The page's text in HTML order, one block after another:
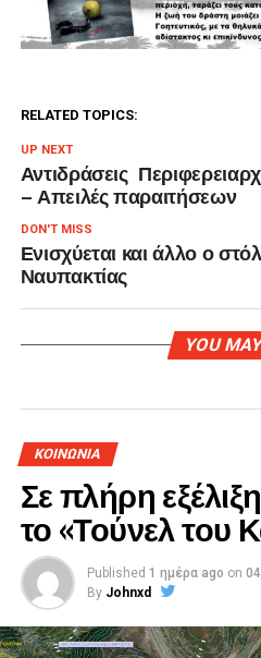
RELATED TOPICS:
UP NEXT
Αντιδράσεις
– Απειλές παραιτήσεων
DON'T MISS
Ενισχύεται και άλλο ο
Ναυπακτίας
YOU
ΚΟΙΝΩΝΙΑ
Σε πλήρη
το «Τούνελ του
Published 1 ημέρα ago on
By Johnxd